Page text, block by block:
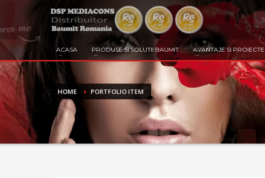
ACASA PRODUSE SI SOLUTII BAUMIT AVANTAJE SI PROIECTE
HOME PORTFOLIO ITEM